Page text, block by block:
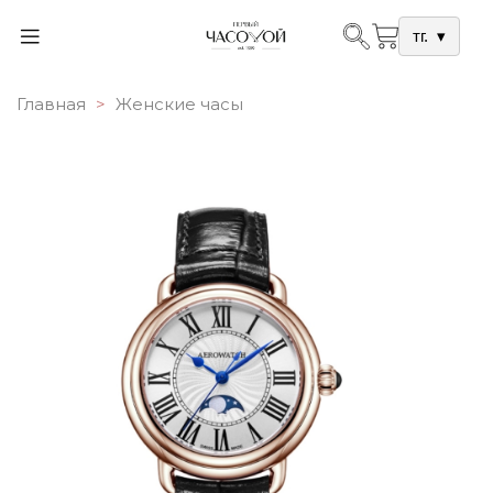
тг. ▾
Главная Женские часы